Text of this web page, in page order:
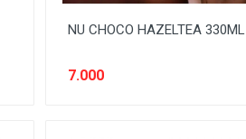
NU CHOCO HAZELTEA 330ML
7.000